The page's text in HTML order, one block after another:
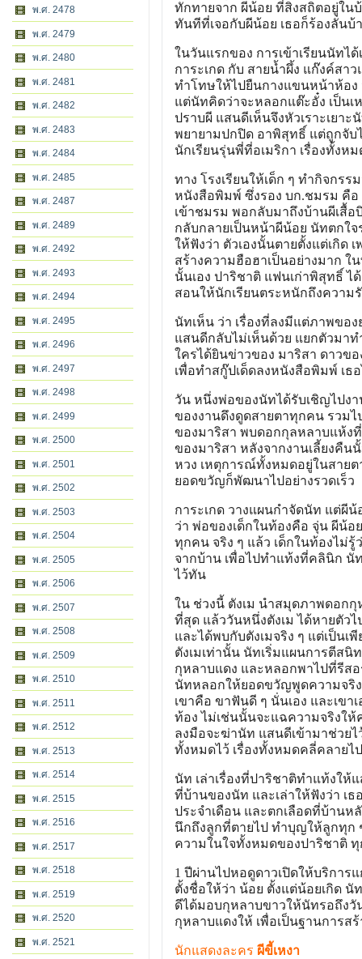
พ.ศ. 2478
พ.ศ. 2479
พ.ศ. 2480
พ.ศ. 2481
พ.ศ. 2482
พ.ศ. 2483
พ.ศ. 2484
พ.ศ. 2485
พ.ศ. 2487
พ.ศ. 2489
พ.ศ. 2492
พ.ศ. 2493
พ.ศ. 2494
พ.ศ. 2495
พ.ศ. 2496
พ.ศ. 2497
พ.ศ. 2498
พ.ศ. 2499
พ.ศ. 2500
พ.ศ. 2501
พ.ศ. 2502
พ.ศ. 2503
พ.ศ. 2504
พ.ศ. 2505
พ.ศ. 2506
พ.ศ. 2507
พ.ศ. 2508
พ.ศ. 2509
พ.ศ. 2510
พ.ศ. 2511
พ.ศ. 2512
พ.ศ. 2513
พ.ศ. 2514
พ.ศ. 2515
พ.ศ. 2516
พ.ศ. 2517
พ.ศ. 2518
พ.ศ. 2519
พ.ศ. 2520
พ.ศ. 2521
ทักทายจาก ผีน้อย ที่สิงสถิตอยู่ใน
ทันทีที่เจอกับผีน้อย เธอก็ร้องลั่นบ้
ในวันแรกของ การเข้าเรียนนัทไ
การะเกด กับ สายน้ำผึ้ง แก๊งค์สา
ทำโทษให้ไปยืนกางแขนหน้าห้อ
แต่นัทคิดว่าจะหลอกแต๊ะอั๋ง เป็น
ปราบผี แสนดีเห็นจึงหัวเราะเยา
พยายามปกปิด อาพิสุทธิ์ แต่ถูกจับ
นักเรียนรุ่นพี่ที่อเมริกา เรื่องทั้งหม
ทาง โรงเรียนให้เด็ก ๆ ทำกิจกร
หนังสือพิมพ์ ซึ่งรอง บก.ชมรม คือ
เข้าชมรม พอกลับมาถึงบ้านผีเสื้อ
กลับกลายเป็นหน้าผีน้อย นัทตกใจ
ให้ฟังว่า ตัวเองนั้นตายตั้งแต่เกิด
สร้างความฮือฮาเป็นอย่างมาก
นั้นเอง ปาริชาติ แฟนเก่าพิสุทธิ์
สอนให้นักเรียนตระหนักถึงความ
นัทเห็น ว่า เรื่องที่ลงมีแต่ภาพขอ
แสนดีกลับไม่เห็นด้วย แยกตัวมา
ใครได้ยินข่าวของ มาริสา ดาวข
เพื่อทำสกู๊ปเด็ดลงหนังสือพิมพ์ เ
วัน หนึ่งพ่อของนัทได้รับเชิญไปงา
ของงานดึงดูดสายตาทุกคน รวม
ของมาริสา พบดอกกุลหลาบแห้ง
ของมาริสา หลังจากงานเลี้ยงคืน
หวง เหตุการณ์ทั้งหมดอยู่ในสาย
ยอดขวัญก็พัฒนาไปอย่างรวดเร็ว
การะเกด วางแผนกำจัดนัท แต่ผี
ว่า พ่อของเด็กในท้องคือ จุ่น ผีน้อ
ทุกคน จริง ๆ แล้ว เด็กในท้องไม่
จากบ้าน เพื่อไปทำแท้งที่คลินิก
ไว้ทัน
ใน ช่วงนี้ ตังเม นำสมุดภาพดอก
ที่สุด แล้ววันหนึ่งตังเม ได้หายตัว
และได้พบกับตังเมจริง ๆ แต่เป็น
ตังเมเท่านั้น นัทเริ่มแผนการตีส
กุหลาบแดง และหลอกพาไปที่รีส
นัทหลอกให้ยอดขวัญพูดความจริ
เขาคือ ขาฟันดี ๆ นั่นเอง และเขา
ท้อง ไม่เช่นนั้นจะแฉความจริงใ
ลงมือจะฆ่านัท แสนดีเข้ามาช่วย
ทั้งหมดไว้ เรื่องทั้งหมดคลี่คลายไ
นัท เล่าเรื่องที่ปาริชาติทำแท้งให้
ที่บ้านของนัท และเล่าให้ฟังว่า เ
ประจำเดือน และตกเลือดที่บ้านห
นึกถึงลูกที่ตายไป ทำบุญให้ลูกทุก
ความในใจทั้งหมดของปาริชาติ ทุ
1 ปีผ่านไปหอดูดาวเปิดให้บริกา
ตั้งชื่อให้ว่า น้อย ตั้งแต่น้อยเกิด นั
ดีได้มอบกุหลาบขาวให้นัทรอถึงวั
กุหลาบแดงให้ เพื่อเป็นฐานการ
นักแสดงละคร ผีขี้เหงา